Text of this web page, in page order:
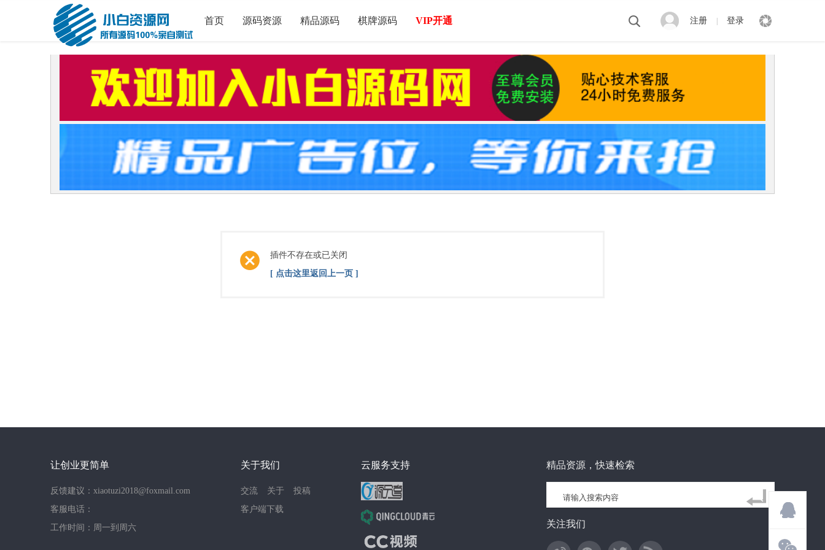
首页 源码资源 精品源码 棋牌源码 VIP开通 注册 登录
插件不存在或已关闭
[ 点击这里返回上一页 ]
让创业更简单
反馈建议：xiaotuzi2018@foxmail.com
客服电话：
工作时间：周一到周六
关于我们
交流 关于
投稿
客户端下载
云服务支持 精品资源，快速检索
关注我们